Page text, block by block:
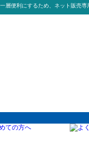
便利にするため、ネット販売